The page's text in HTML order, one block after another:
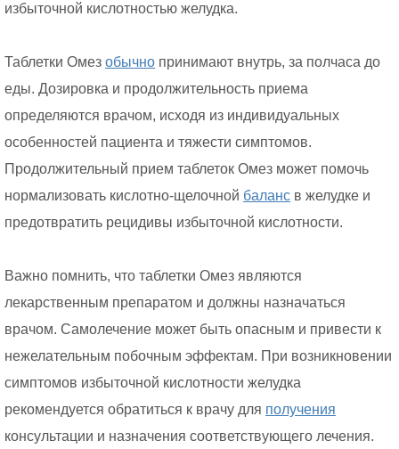
избыточной кислотностью желудка.
Таблетки Омез обычно принимают внутрь, за полчаса до
еды. Дозировка и продолжительность приема
определяются врачом, исходя из индивидуальных
особенностей пациента и тяжести симптомов.
Продолжительный прием таблеток Омез может помочь
нормализовать кислотно-щелочной баланс в желудке и
предотвратить рецидивы избыточной кислотности.
Важно помнить, что таблетки Омез являются
лекарственным препаратом и должны назначаться
врачом. Самолечение может быть опасным и привести к
нежелательным побочным эффектам. При возникновении
симптомов избыточной кислотности желудка
рекомендуется обратиться к врачу для получения
консультации и назначения соответствующего лечения.